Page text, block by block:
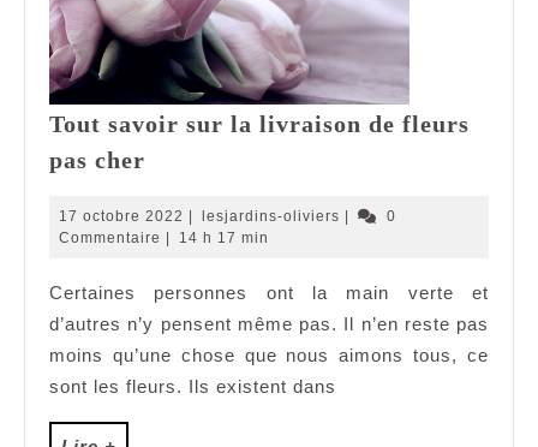
Tout savoir sur la livraison de fleurs
pas cher
sur
la
de
fleurs
pas
cher
17 octobre 2022 17
octobre
| lesjardins-oliviers lesjardins-
|
0
Commentaire | 14 h 17 min
Certaines personnes ont la main verte et
d’autres n’y pensent même pas. Il n’en reste pas
moins qu’une chose que nous aimons tous, ce
sont les fleurs. Ils existent dans